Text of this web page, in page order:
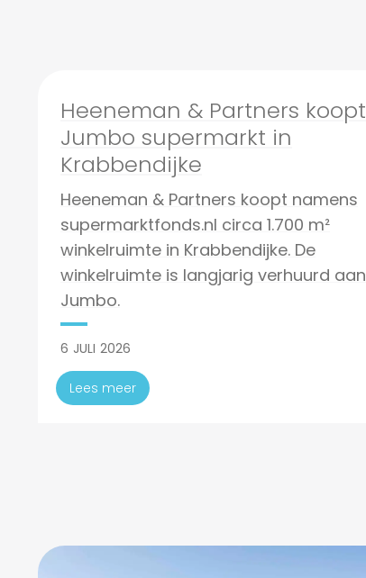
Heeneman & Partners koopt
Jumbo supermarkt in
Krabbendijke
Heeneman & Partners koopt namens
supermarktfonds.nl circa 1.700 m²
winkelruimte in Krabbendijke. De
winkelruimte is langjarig verhuurd aan
Jumbo.
6 JULI 2026
Lees meer